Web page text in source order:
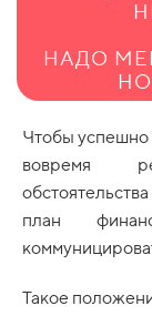
НАДО
Чтобы успешно
вовремя
план
Такое